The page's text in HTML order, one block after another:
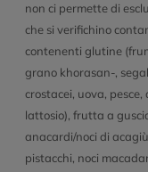
non ci permette di
che si verifichino
contenenti glutine
grano khorasan-,
crostacei, uova,
lattosio), frutta a
anacardi/noci di
pistacchi, noci